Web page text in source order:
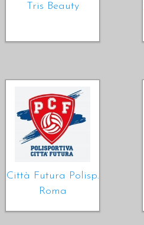
Tris Beauty
Città Futura Polisp.
Roma